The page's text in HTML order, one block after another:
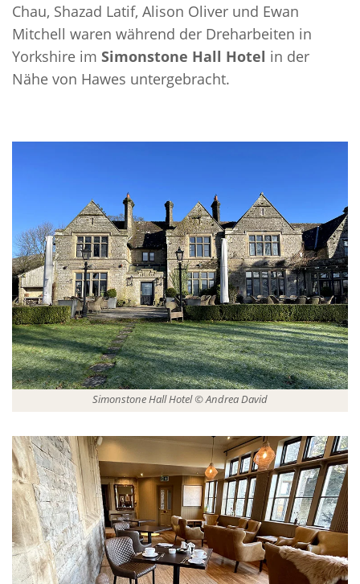
Chau, Shazad Latif, Alison Oliver und Ewan
Mitchell waren während der Dreharbeiten in
Yorkshire im Simonstone Hall Hotel in der
Nähe von Hawes untergebracht.
Simonstone Hall Hotel © Andrea David